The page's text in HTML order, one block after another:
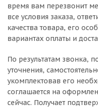
время вам перезвонит
все условия заказа,
качества товара, его
вариантах оплаты и
По результатам звонка,
уточнения,
укомплектовав его
соглашается на
сейчас. Получает